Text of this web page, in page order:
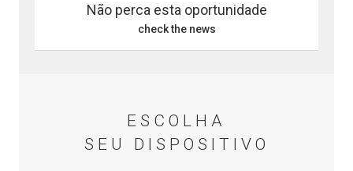
Não perca esta oportunidade
check the news
ESCOLHA
SEU DISPOSITIVO